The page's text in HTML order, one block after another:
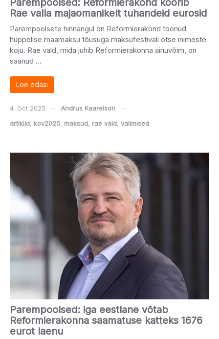
Parempoolsed: Reformierakond koorib
Rae valla majaomanikelt tuhandeid eurosid
Parempoolsete hinnangul on Reformierakond toonud
hüppelise maamaksu tõusuga maksufestivali otse inimeste
koju. Rae vald, mida juhib Reformierakonna ainuvõim, on
saanud …
Loe edasi
4. Oct 2025 ‒ Andrus Kaarelson
‒
artiklid, kov2025, maksud, rae vald, valimised
Parempoolsed: iga eestlane võtab
Reformierakonna saamatuse katteks 1676
eurot laenu